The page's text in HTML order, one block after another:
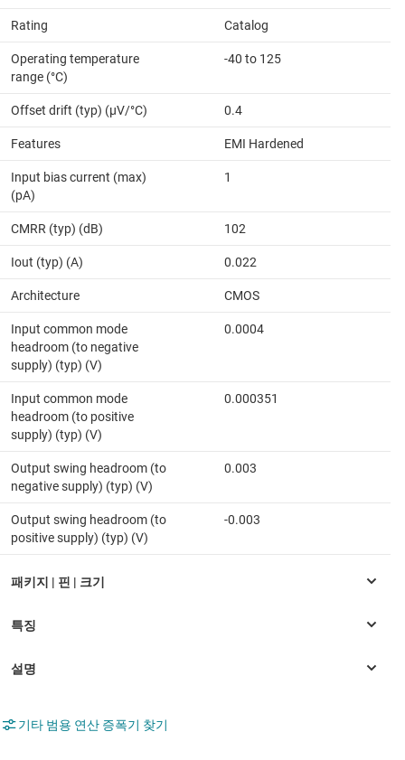
Rating Catalog
Operating temperature
range (°C)
-40 to 125
Offset drift (typ) (µV/°C) 0.4
Features EMI Hardened
Input bias current (max)
(pA)
1
CMRR (typ) (dB) 102
Iout (typ) (A) 0.022
Architecture CMOS
Input common mode
headroom (to negative
supply) (typ) (V)
0.0004
Input common mode
headroom (to positive
supply) (typ) (V)
0.000351
Output swing headroom (to
negative supply) (typ) (V)
0.003
Output swing headroom (to
positive supply) (typ) (V)
-0.003
기타 범용 연산 증폭기 찾기